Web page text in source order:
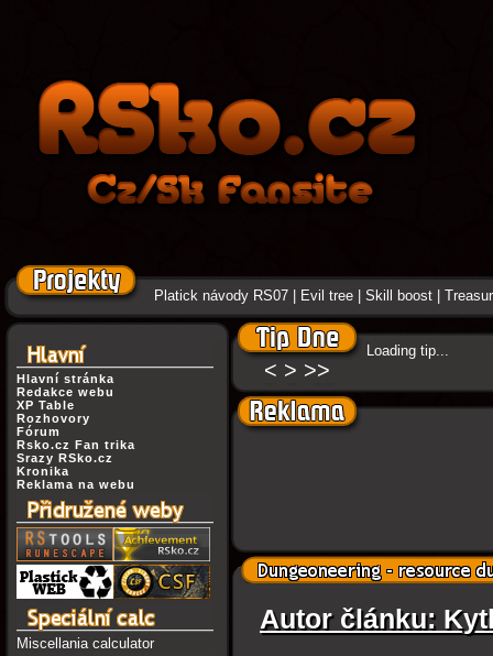
Platick návody RS07 Evil tree Skill boost
Hlavní stránka
Redakce webu
XP Table
Rozhovory
Fórum
Rsko.cz Fan trika
Srazy RSko.cz
Kronika
Reklama na webu
Miscellania calculator
< > >>
Loading tip...
Autor článku: